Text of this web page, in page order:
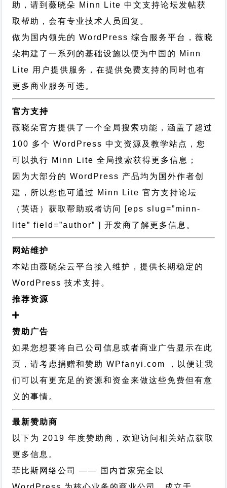
助，请到薇晓朵 Minn Lite 中文支持论坛发帖获
取帮助，会有专业技术人员回复。
做为国内领先的 WordPress 综合服务平台，薇晓
朵构建了一系列的基础设施以便为中国的 Minn
Lite 用户提供服务，在提供免费支持的同时也有
更多商业服务可选。
官方支持
薇晓朵官方提供了一个全局搜索功能，涵盖了超过
100 多个 WordPress 中文资源及教学站点，您
可以执行 Minn Lite 全局搜索获得更多信息；
因为大部分的 WordPress 产品均为国外作者创
建，所以您也可通过 Minn Lite 官方支持论坛
（英语）获取帮助或者访问 [eps slug=”minn-
lite” field=”author” ] 开发商了解更多信息。
网站维护
本站由薇晓朵云平台接入维护，提供长期稳定的
WordPress 技术支持 。
推荐资源
赞助广告
如果您想要将自己公司信息或者商业广告显示在此
页，请考虑捐赠和赞助 WPfanyi.com ，以便让我
们可以有更充足的资源和资金来做这些免费但有意
义的事情。
最新赞助商
以下为 2019 年度赞助商，欢迎访问相关站点获取
更多信息。
菲比斯网络公司
—— 国内首家完全以